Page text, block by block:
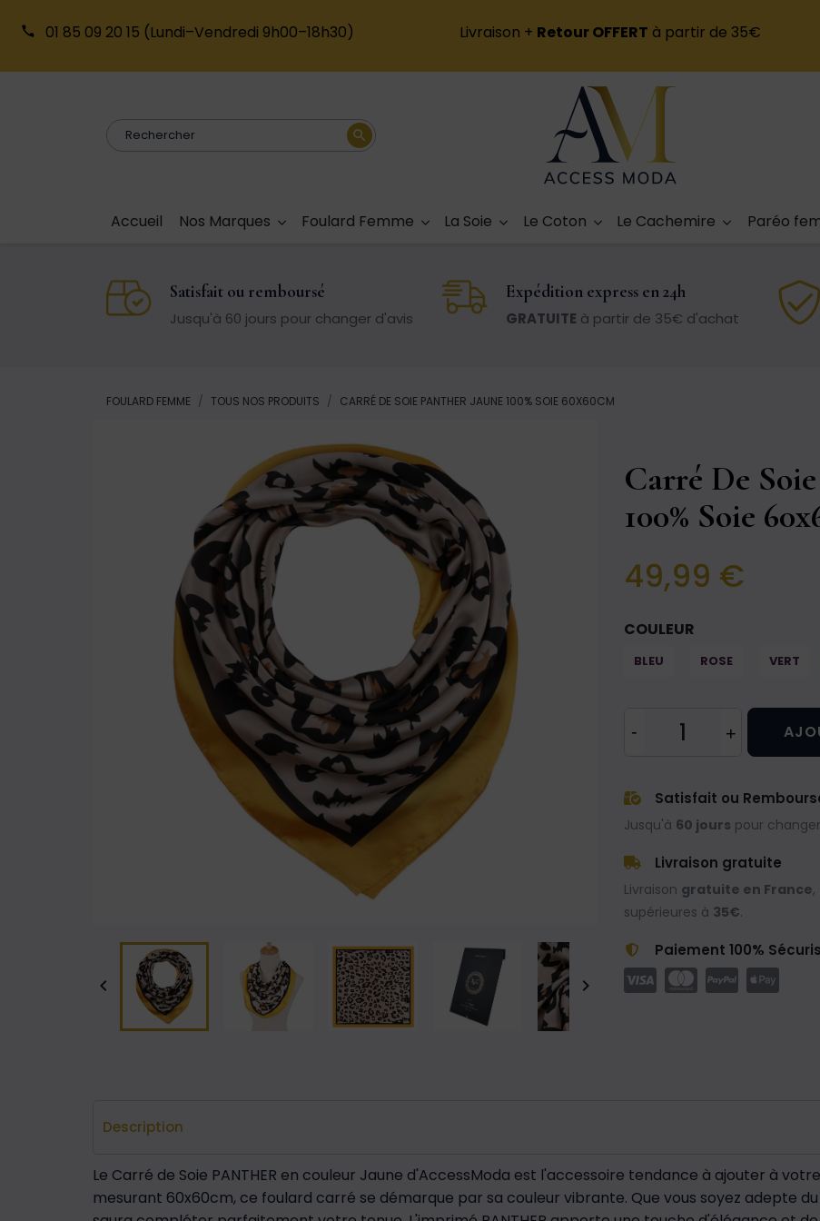
01 85 09 20 15 (Lundi–Vendredi 9h00–18h30) Livraison + Retour OFFERT à partir de 35€
search
Accueil Nos Marques Foulard Femme La Soie Le Coton Le Cachemire Paréo
Satisfait ou remboursé
Jusqu'à 60 jours pour changer d'avis
Expédition express en 24h
GRATUITE à partir de 35€ d'achat
FOULARD FEMME TOUS NOS PRODUITS CARRÉ DE SOIE PANTHER JAUNE 100% SOIE 60X60CM
 
Carré De
100% Soie
49,99 €
COULEUR
BLEU ROSE VERT
Satisfait ou
Jusqu'à 60 jours pour
Livraison gratuite
Livraison gratuite en France,
supérieures à 35€.
Paiement 100%
Description
Le Carré de Soie PANTHER en couleur Jaune d'AccessModa est l'accessoire tendance à ajouter à
mesurant 60x60cm, ce foulard carré se démarque par sa couleur vibrante. Que vous soyez adepte